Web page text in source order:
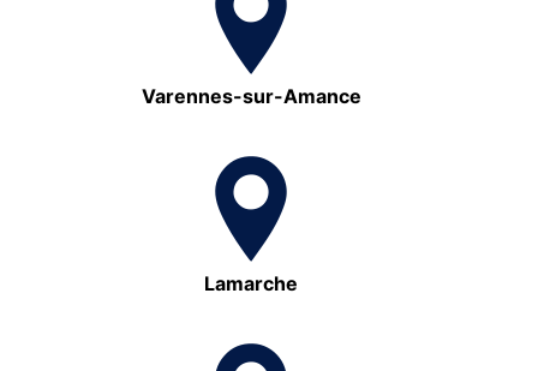
Varennes-sur-Amance
Lamarche